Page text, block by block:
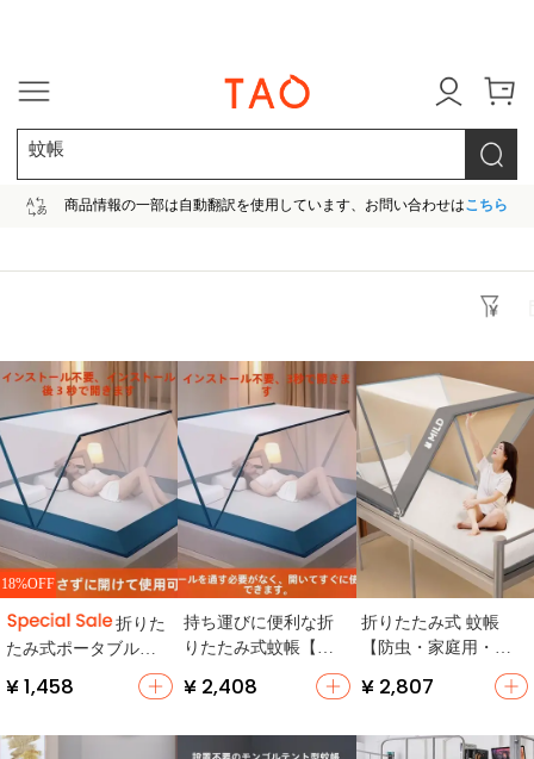
蚊帳
商品情報の一部は自動翻訳を使用しています、お問い合わせはこちら
18%OFF
折りた
たみ式ポータブル蚊
帳【設置不要・家庭
用・キャンプ用・宿
¥ 1,458
持ち運びに便利な折
りたたみ式蚊帳【新
型・家庭用・学生寮
対応】
¥ 2,408
折りたたみ式 蚊帳
【防虫・家庭用・子
¥ 2,807